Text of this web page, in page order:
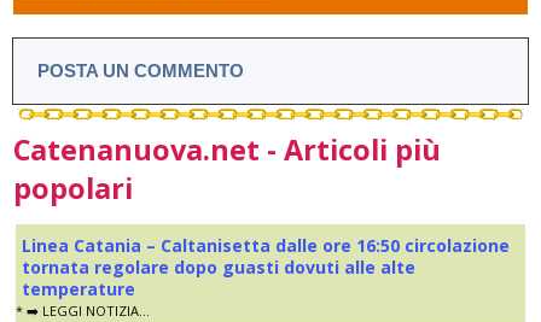
POSTA UN COMMENTO
Catenanuova.net - Articoli più
popolari
Linea Catania – Caltanisetta dalle ore 16:50 circolazione
tornata regolare dopo guasti dovuti alle alte
temperature
* ➡️ LEGGI NOTIZIA...